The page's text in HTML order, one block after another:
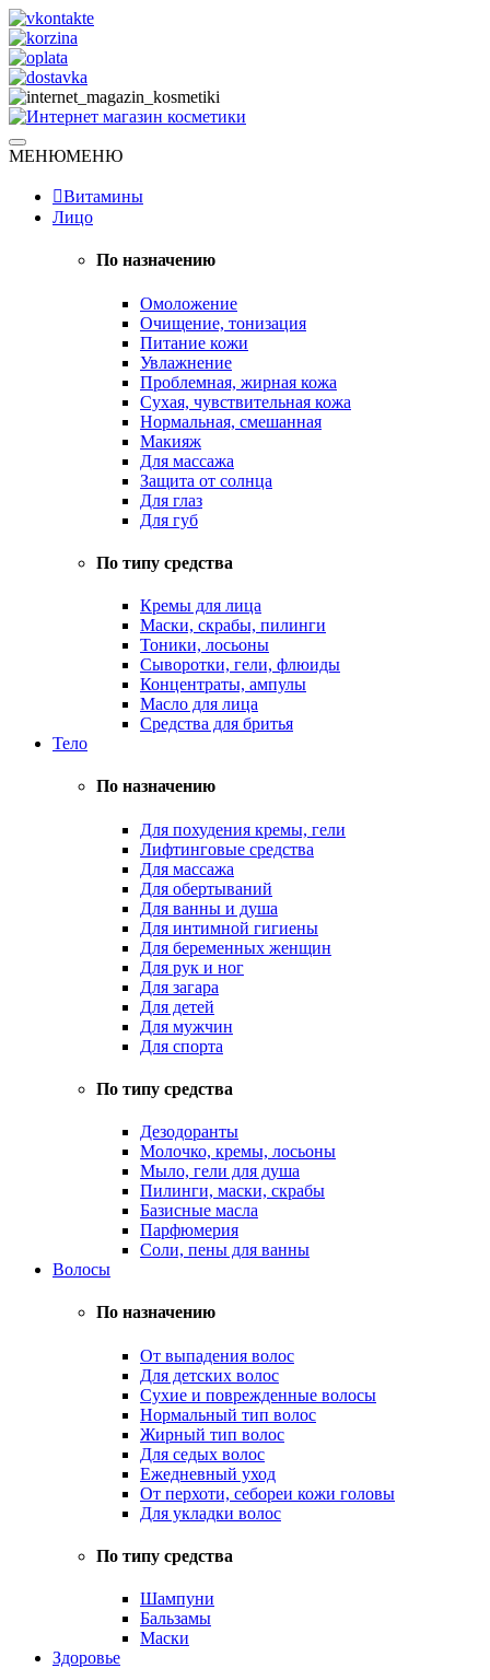
Skip
to
content
Интернет магазин косметики
Натуральная косметика
МЕНЮМЕНЮ
Витамины
Лицо
По назначению
Омоложение
Очищение, тонизация
Питание кожи
Увлажнение
Проблемная, жирная кожа
Сухая, чувствительная кожа
Нормальная, смешанная
Макияж
Для массажа
Защита от солнца
Для глаз
Для губ
По типу средства
Кремы для лица
Маски, скрабы, пилинги
Тоники, лосьоны
Сыворотки, гели, флюиды
Концентраты, ампулы
Масло для лица
Средства для бритья
Тело
По назначению
Для похудения кремы, гели
Лифтинговые средства
Для массажа
Для обертываний
Для ванны и душа
Для интимной гигиены
Для беременных женщин
Для рук и ног
Для загара
Для детей
Для мужчин
Для спорта
По типу средства
Дезодоранты
Молочко, кремы, лосьоны
Мыло, гели для душа
Пилинги, маски, скрабы
Базисные масла
Парфюмерия
Соли, пены для ванны
Волосы
По назначению
От выпадения волос
Для детских волос
Сухие и поврежденные волосы
Нормальный тип волос
Жирный тип волос
Для седых волос
Ежедневный уход
От перхоти, себореи кожи головы
Для укладки волос
По типу средства
Шампуни
Бальзамы
Маски
Здоровье